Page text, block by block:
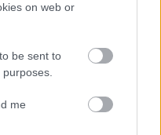
on web or
be sent to
me
Σέττα δεν γίνεται
σε υψόμετρο
πλαγιές του
οικισμός της